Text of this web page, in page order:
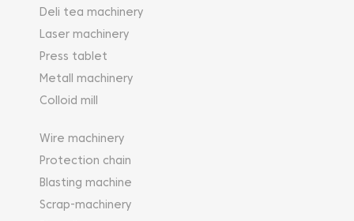
Deli tea machinery
Laser machinery
Press tablet
Metall machinery
Colloid mill
Wire machinery
Protection chain
Blasting machine
Scrap-machinery